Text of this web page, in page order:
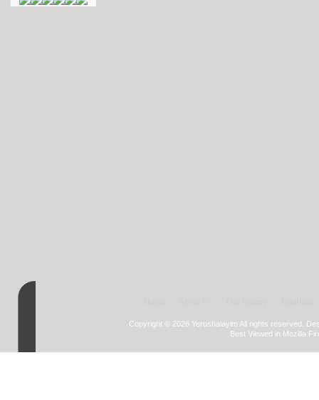
Copyright © 2026 Yerushalayim All rights reserved.
Best Viewed in Mozilla